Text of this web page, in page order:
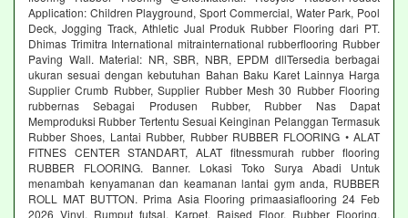
Application: Children Playground, Sport Commercial, Water Park, Pool
Deck, Jogging Track, Athletic Jual Produk Rubber Flooring dari PT.
Dhimas Trimitra International mitrainternational rubberflooring Rubber
Paving Wall. Material: NR, SBR, NBR, EPDM dllTersedia berbagai
ukuran sesuai dengan kebutuhan Bahan Baku Karet Lainnya Harga
Supplier Crumb Rubber, Supplier Rubber Mesh 30 Rubber Flooring
rubbernas Sebagai Produsen Rubber, Rubber Nas Dapat
Memproduksi Rubber Tertentu Sesuai Keinginan Pelanggan Termasuk
Rubber Shoes, Lantai Rubber, Rubber RUBBER FLOORING • ALAT
FITNES CENTER STANDART, ALAT fitnessmurah rubber flooring
RUBBER FLOORING. Banner. Lokasi Toko Surya Abadi Untuk
menambah kenyamanan dan keamanan lantai gym anda, RUBBER
ROLL MAT BUTTON. Prima Asia Flooring primaasiaflooring 24 Feb
2026 Vinyl, Rumput futsal, Karpet, Raised Floor, Rubber Flooring,